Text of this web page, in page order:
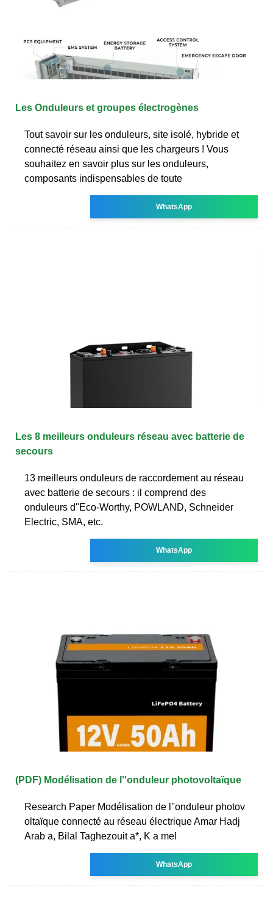
Les Onduleurs et groupes électrogènes
Tout savoir sur les onduleurs, site isolé, hybride et
connecté réseau ainsi que les chargeurs ! Vous
souhaitez en savoir plus sur les onduleurs,
composants indispensables de toute
WhatsApp
Les 8 meilleurs onduleurs réseau avec batterie de
secours
13 meilleurs onduleurs de raccordement au réseau
avec batterie de secours : il comprend des
onduleurs d''Eco-Worthy, POWLAND, Schneider
Electric, SMA, etc.
WhatsApp
(PDF) Modélisation de l''onduleur photovoltaïque
Research Paper Modélisation de l''onduleur photov
oltaïque connecté au réseau électrique Amar Hadj
Arab a, Bilal Taghezouit a*, K a mel
WhatsApp